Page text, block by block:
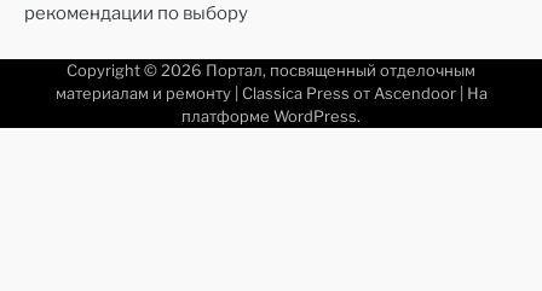
рекомендации по выбору
Copyright © 2026 Портал, посвященный отделочным
материалам и ремонту| Classica Press от Ascendoor| На
платформе WordPress.